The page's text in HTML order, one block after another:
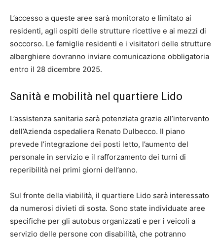
L’accesso a queste aree sarà monitorato e limitato ai
residenti, agli ospiti delle strutture ricettive e ai mezzi di
soccorso. Le famiglie residenti e i visitatori delle strutture
alberghiere dovranno inviare comunicazione obbligatoria
entro il 28 dicembre 2025.
Sanità e mobilità nel quartiere Lido
L’assistenza sanitaria sarà potenziata grazie all’intervento
dell’Azienda ospedaliera Renato Dulbecco. Il piano
prevede l’integrazione dei posti letto, l’aumento del
personale in servizio e il rafforzamento dei turni di
reperibilità nei primi giorni dell’anno.
Sul fronte della viabilità, il quartiere Lido sarà interessato
da numerosi divieti di sosta. Sono state individuate aree
specifiche per gli autobus organizzati e per i veicoli a
servizio delle persone con disabilità, che potranno